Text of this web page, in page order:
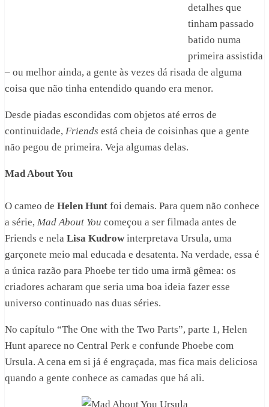
detalhes que
tinham passado
batido numa
primeira assistida
– ou melhor ainda, a gente às vezes dá risada de alguma
coisa que não tinha entendido quando era menor.
Desde piadas escondidas com objetos até erros de
continuidade, Friends está cheia de coisinhas que a gente
não pegou de primeira. Veja algumas delas.
Mad About You
O cameo de Helen Hunt foi demais. Para quem não conhece
a série, Mad About You começou a ser filmada antes de
Friends e nela Lisa Kudrow interpretava Ursula, uma
garçonete meio mal educada e desatenta. Na verdade, essa é
a única razão para Phoebe ter tido uma irmã gêmea: os
criadores acharam que seria uma boa ideia fazer esse
universo continuado nas duas séries.
No capítulo “The One with the Two Parts”, parte 1, Helen
Hunt aparece no Central Perk e confunde Phoebe com
Ursula. A cena em si já é engraçada, mas fica mais deliciosa
quando a gente conhece as camadas que há ali.